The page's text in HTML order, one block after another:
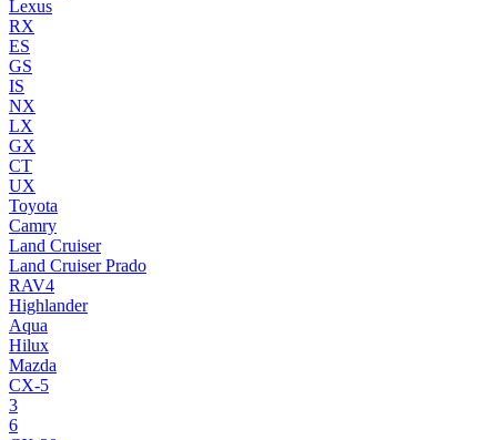
Lexus
RX
ES
GS
IS
NX
LX
GX
CT
UX
Toyota
Camry
Land Cruiser
Land Cruiser Prado
RAV4
Highlander
Aqua
Hilux
Mazda
CX-5
3
6